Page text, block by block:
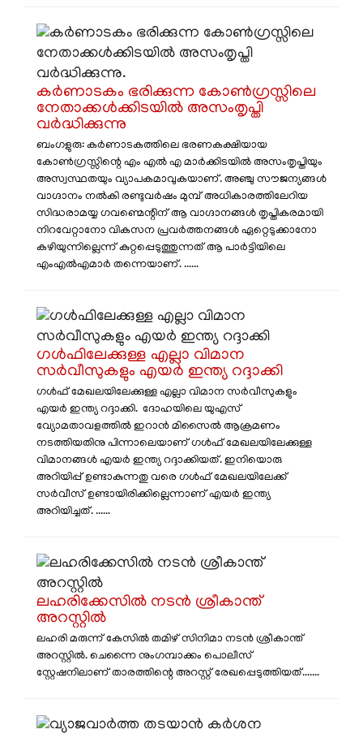
കർണാടകം ഭരിക്കുന്ന കോൺഗ്രസ്സിലെ
നേതാക്കൾക്കിടയിൽ അസംതൃപ്തി
വർദ്ധിക്കുന്നു
ബംഗളുരു: കർണാടകത്തിലെ ഭരണകക്ഷിയായ
കോൺഗ്രസ്സിന്റെ എം എൽ എ മാർക്കിടയിൽ അസംതൃപ്തിയും
അസ്വസ്ഥതയും വ്യാപകമാവുകയാണ്. അഞ്ചു സൗജന്യങ്ങൾ
വാഗ്ദാനം നൽകി രണ്ടുവർഷം മുമ്പ് അധികാരത്തിലേറിയ
സിദ്ധരാമയ്യ ഗവണ്മെന്റിന് ആ വാഗ്ദാനങ്ങൾ തൃപ്തികരമായി
നിറവേറ്റാനോ വികസന പ്രവർത്തനങ്ങൾ ഏറ്റെടുക്കാനോ
കഴിയുന്നില്ലെന്ന് കുറ്റപ്പെടുത്തുന്നത് ആ പാർട്ടിയിലെ
എംഎൽഎമാർ തന്നെയാണ്. ......
ഗൾഫിലേക്കുള്ള എല്ലാ വിമാന
സർവീസുകളും എയർ ഇന്ത്യ റദ്ദാക്കി
ഗൾഫ് മേഖലയിലേക്കുള്ള എല്ലാ വിമാന സർവീസുകളും
എയർ ഇന്ത്യ റദ്ദാക്കി. ദോഹയിലെ യുഎസ്
വ്യോമതാവളത്തിൽ ഇറാൻ മിസൈൽ ആക്രമണം
നടത്തിയതിനു പിന്നാലെയാണ് ​ഗൾഫ് മേഖലയിലേക്കുള്ള
വിമാനങ്ങൾ എയർ ഇന്ത്യ റദ്ദാക്കിയത്. ഇനിയൊരു
അറിയിപ്പ് ഉണ്ടാകുന്നതു വരെ ​ഗൾഫ് മേഖലയിലേക്ക്
സർവീസ് ഉണ്ടായിരിക്കില്ലെന്നാണ് എയർ ഇന്ത്യ
അറിയിച്ചത്. ......
ലഹരിക്കേസിൽ നടൻ ശ്രീകാന്ത്
അറസ്റ്റിൽ
ലഹരി മരുന്ന് കേസിൽ തമിഴ് സിനിമാ നടൻ ശ്രീകാന്ത്
അറസ്റ്റിൽ. ചെന്നൈ നുംഗമ്പാക്കം പൊലീസ്
സ്റ്റേഷനിലാണ് താരത്തിന്റെ അറസ്റ്റ് രേഖപ്പെടുത്തിയത്.......